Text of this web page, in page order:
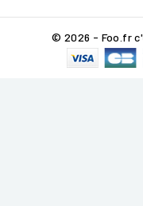
© 2026 - Foo.fr